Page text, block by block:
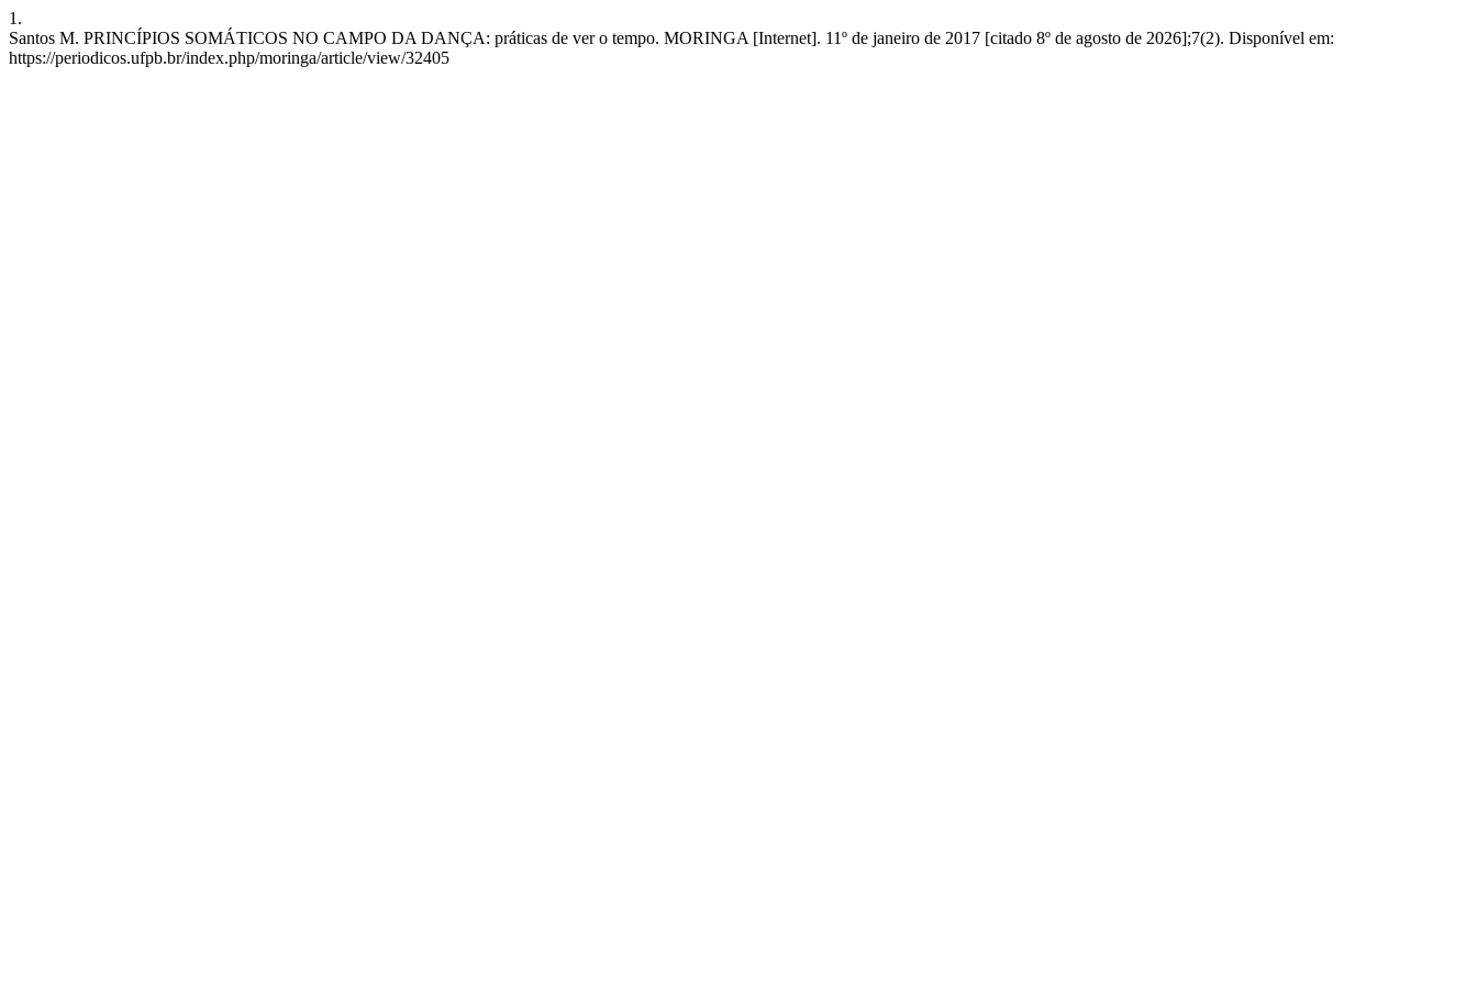
1.
Santos M. PRINCÍPIOS SOMÁTICOS NO CAMPO DA DANÇA: práticas de ver o tempo. MORINGA [Internet]. 11º de janeiro de 2017 [citado 8º de agosto de 2026];7(2). Disponível em:
https://periodicos.ufpb.br/index.php/moringa/article/view/32405